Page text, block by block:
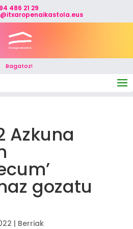
94 486 21 29
Bagatoz!
Azkuna
gozatu
| Berriak